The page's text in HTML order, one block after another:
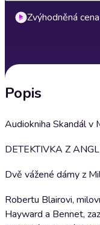
Zvýhodněná
Popis
Audiokniha Skandál v
DETEKTIVKA Z
Dvě vážené dámy z
Robertu Blairovi,
Hayward a Bennet,